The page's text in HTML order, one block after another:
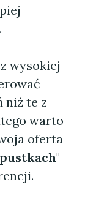
wysokiej
niż te z
warto
oferta
"